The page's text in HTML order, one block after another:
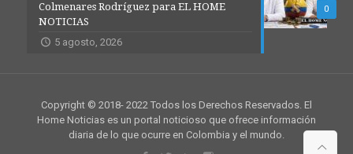
0
Colmenares Rodríguez para EL HOME
NOTICIAS
5 agosto, 2026
Copyright © 2018- 2022 Todos los Derechos Reservados. El
Home Noticias es un portal noticioso que ofrece información
diaria de lo que ocurre en Colombia y el mundo.